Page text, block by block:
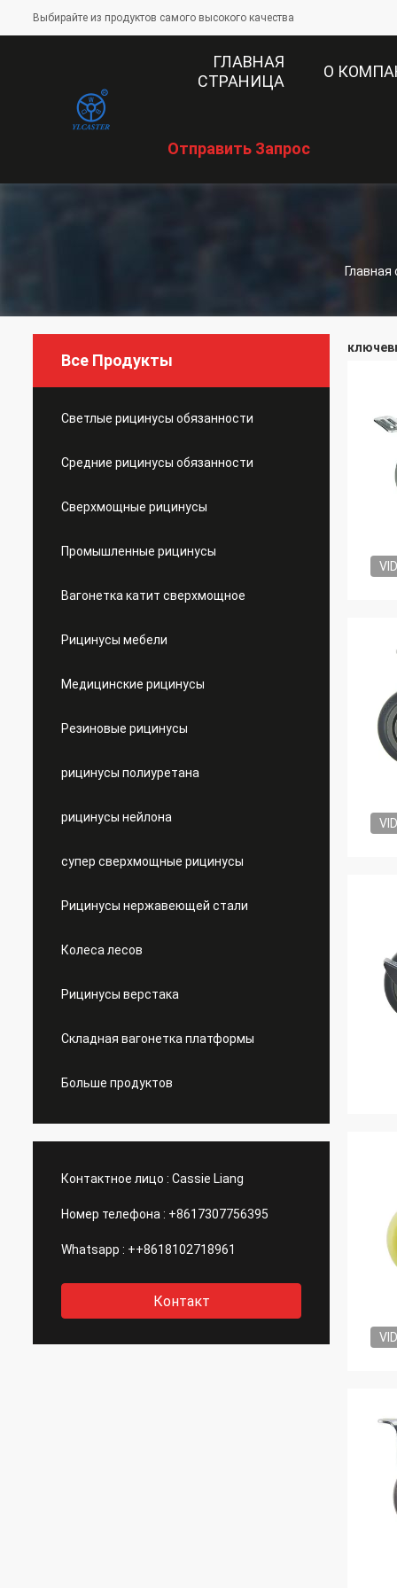
Выбирайте из продуктов самого высокого качества
ГЛАВНАЯ
СТРАНИЦА
О
Отправить Запрос
Главная
Все Продукты
Светлые рицинусы обязанности
Средние рицинусы обязанности
Сверхмощные рицинусы
Промышленные рицинусы
Вагонетка катит сверхмощное
Рицинусы мебели
Медицинские рицинусы
Резиновые рицинусы
рицинусы полиуретана
рицинусы нейлона
супер сверхмощные рицинусы
Рицинусы нержавеющей стали
Колеса лесов
Рицинусы верстака
Складная вагонетка платформы
Больше продуктов
Контактное лицо : Cassie Liang
Номер телефона : +8617307756395
Whatsapp : ++8618102718961
Контакт